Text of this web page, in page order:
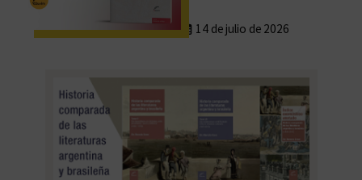
14 de julio de 2026